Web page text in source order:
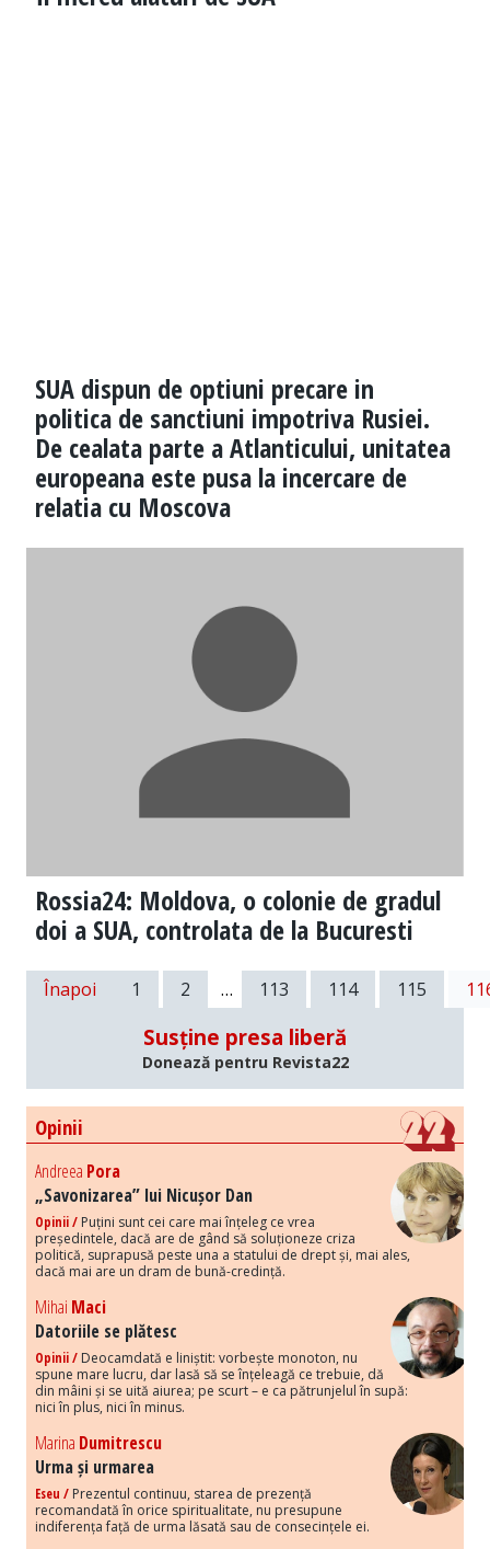
SUA dispun de optiuni precare in
politica de sanctiuni impotriva Rusiei.
De cealata parte a Atlanticului, unitatea
europeana este pusa la incercare de
relatia cu Moscova
Rossia24: Moldova, o colonie de gradul
doi a SUA, controlata de la Bucuresti
Înapoi 1 2 … 113 114 115
Susține presa liberă
Donează pentru Revista22
Opinii
Andreea Pora
„Savonizarea” lui Nicușor Dan
Opinii / Puțini sunt cei care mai înțeleg ce vrea
președintele, dacă are de gând să soluționeze criza
politică, suprapusă peste una a statului de drept și, mai ales,
dacă mai are un dram de bună-credință.
Mihai Maci
Datoriile se plătesc
Opinii / Deocamdată e liniștit: vorbește monoton, nu
spune mare lucru, dar lasă să se înțeleagă ce trebuie, dă
din mâini și se uită aiurea; pe scurt – e ca pătrunjelul în supă:
nici în plus, nici în minus.
Marina Dumitrescu
Urma și urmarea
Eseu / Prezentul continuu, starea de prezență
recomandată în orice spiritualitate, nu presupune
indiferența față de urma lăsată sau de consecințele ei.